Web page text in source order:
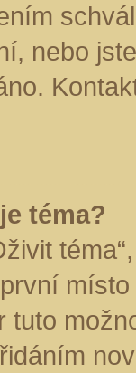
nebo
téma?
tuto